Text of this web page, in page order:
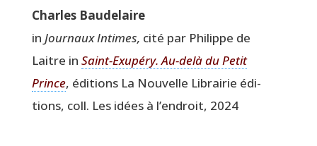
Charles Bau­de­laire
in Jour­naux Intimes, cité par Phi­lippe de
Laitre in Saint-Exu­pé­ry. Au-delà du Petit
Prince, édi­tions La Nou­velle Librai­rie édi­
tions, coll. Les idées à l’endroit, 2024